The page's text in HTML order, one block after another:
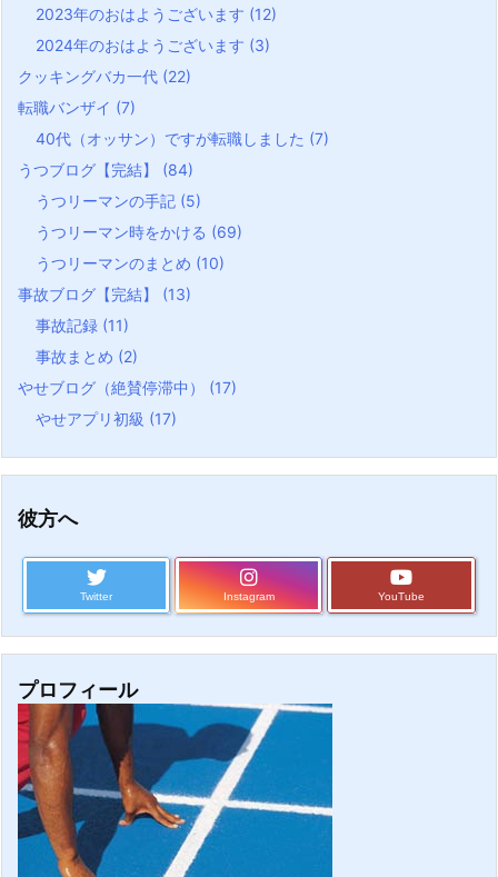
2023年のおはようございます (12)
2024年のおはようございます (3)
クッキングバカ一代 (22)
転職バンザイ (7)
40代（オッサン）ですが転職しました (7)
うつブログ【完結】 (84)
うつリーマンの手記 (5)
うつリーマン時をかける (69)
うつリーマンのまとめ (10)
事故ブログ【完結】 (13)
事故記録 (11)
事故まとめ (2)
やせブログ（絶賛停滞中） (17)
やせアプリ初級 (17)
彼方へ
Twitter Instagram YouTube
プロフィール